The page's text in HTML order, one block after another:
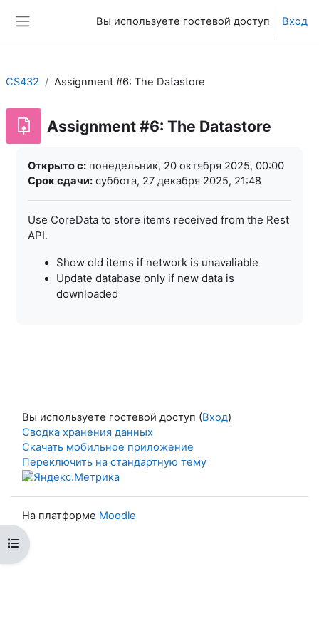
Вы используете гостевой доступ Вход
Открыть оглавление курса
CS432 Assignment #6: The Datastore
Assignment #6: The Datastore
Открыто с: понедельник, 20 октября 2025, 00:00
Срок сдачи: суббота, 27 декабря 2025, 21:48
Use CoreData to store items received from the Rest
API.
Show old items if network is unavaliable
Update database only if new data is
downloaded
Вы используете гостевой доступ (Вход)
Сводка хранения данных
Скачать мобильное приложение
Переключить на стандартную тему
На платформе Moodle